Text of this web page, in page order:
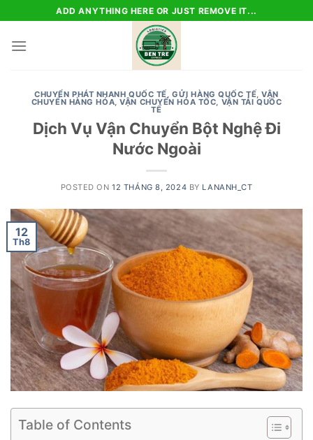
to
content
ADD ANYTHING HERE OR JUST REMOVE IT...
CHUYỂN PHÁT NHANH QUỐC TẾ,GỬI HÀNG QUỐC TẾ,VẬN
CHUYỂN HÀNG HÓA,VẬN CHUYỂN HỎA TỐC, VẬN TẢI QUỐC
TẾ
Dịch Vụ Vận Chuyển Bột Nghệ Đi
Nước Ngoài
POSTED ON12 THÁNG 8, 2024 BY LANANH_CT
12
Th8
Table of Contents